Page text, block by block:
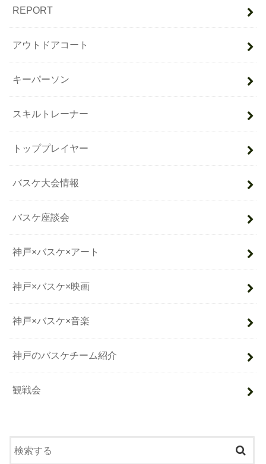
REPORT
アウトドアコート
キーパーソン
スキルトレーナー
トッププレイヤー
バスケ大会情報
バスケ座談会
神戸×バスケ×アート
神戸×バスケ×映画
神戸×バスケ×音楽
神戸のバスケチーム紹介
観戦会